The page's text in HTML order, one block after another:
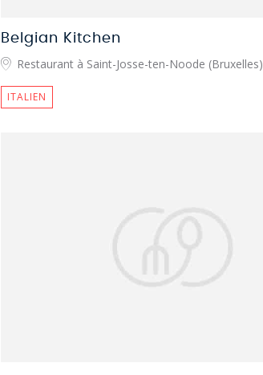
Belgian Kitchen
Restaurant à Saint-Josse-ten-Noode (Bruxelles)
ITALIEN